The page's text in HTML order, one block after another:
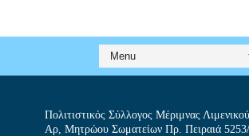
Πολιτιστικός Σύλλογος Μέριμνας
Αρ, Μητρώου Σωματείων Πρ. Πειραιά